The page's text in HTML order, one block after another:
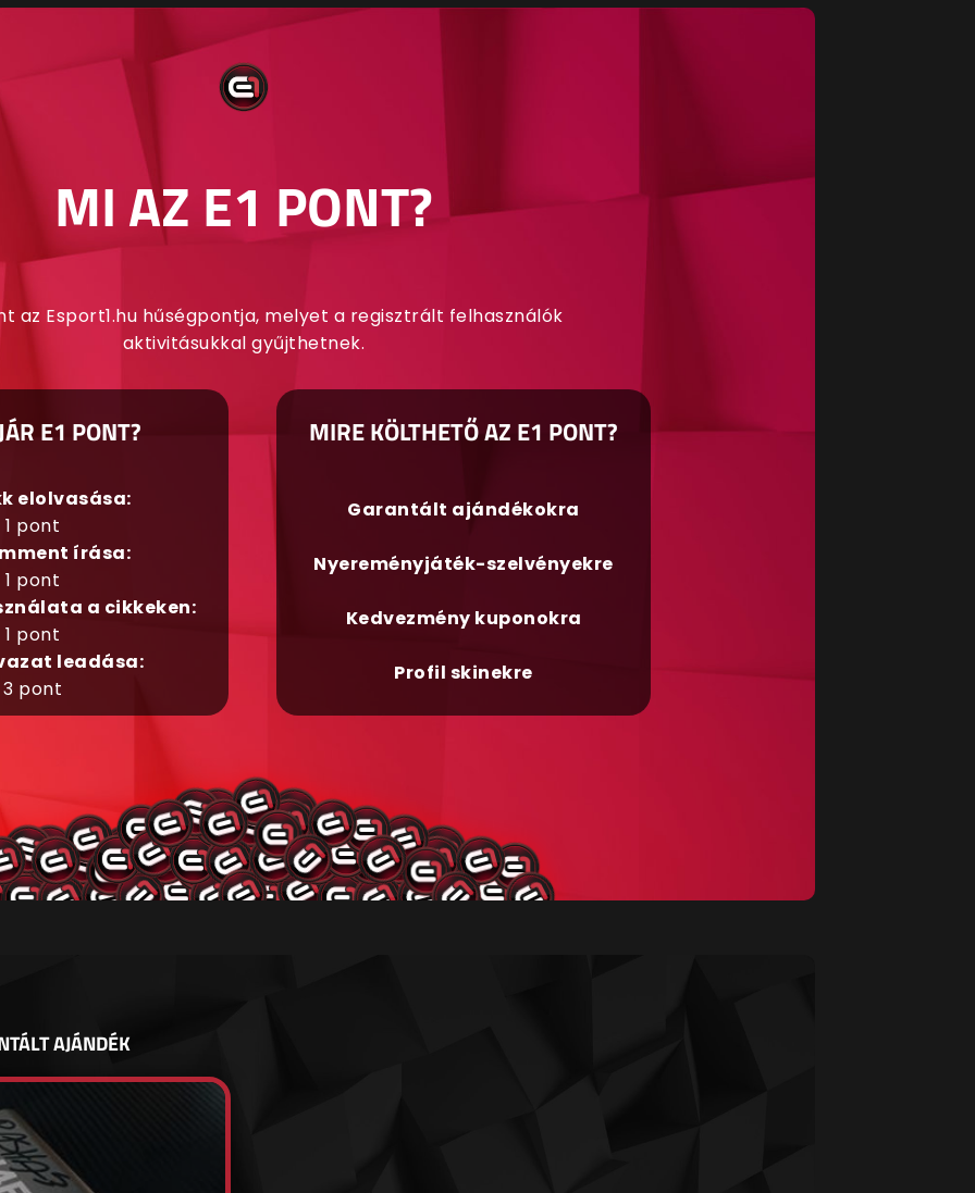
MI AZ E1 PONT?
az Esport1.hu hűségpontja, melyet a regisztrált felhasználók
aktivitásukkal gyűjthetnek.
E1 PONT?
elolvasása:
1 pont
írása:
1 pont
a cikkeken:
1 pont
leadása:
3 pont
MIRE KÖLTHETŐ AZ E1 PONT?
Garantált ajándékokra
Nyereményjáték-szelvényekre
Kedvezmény kuponokra
Profil skinekre
AJÁNDÉK